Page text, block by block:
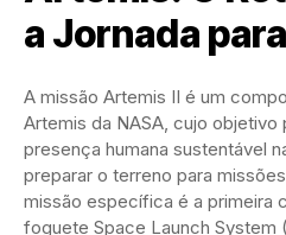
a Jornada
A missão Artemis II é um
Artemis da NASA, cujo
presença humana sustentável
preparar o terreno para
missão específica é a primeira
foguete Space Launch System